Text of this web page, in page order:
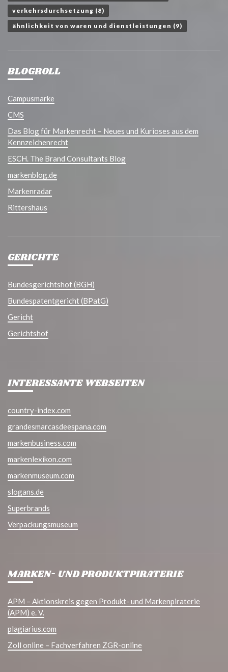
verkehrsdurchsetzung (8)
ähnlichkeit von waren und dienstleistungen (9)
BLOGROLL
Campusmarke
CMS
Das Blog für Markenrecht – Neues und Kurioses aus dem
Kennzeichenrecht
ESCH. The Brand Consultants Blog
markenblog.de
Markenradar
Rittershaus
GERICHTE
Bundesgerichtshof (BGH)
Bundespatentgericht (BPatG)
Gericht
Gerichtshof
INTERESSANTE WEBSEITEN
country-index.com
grandesmarcasdeespana.com
markenbusiness.com
markenlexikon.com
markenmuseum.com
slogans.de
Superbrands
Verpackungsmuseum
MARKEN- UND PRODUKTPIRATERIE
APM – Aktionskreis gegen Produkt- und Markenpiraterie
(APM) e. V.
plagiarius.com
Zoll online – Fachverfahren ZGR-online